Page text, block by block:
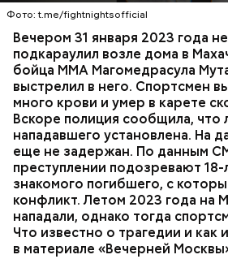
Фото: t.me/fightnightsofficial
Вечером 31 января 2023 года
подкараулил возле дома в
бойца ММА Магомедрасула
выстрелил в него. Спортсмен
много крови и умер в карете
Вскоре полиция сообщила, что
нападавшего установлена. На
еще не задержан. По данным
преступлении подозревают 18-
знакомого погибшего, с
конфликт. Летом 2023 года на
нападали, однако тогда
Что известно о трагедии и как
в материале «Вечерней
неизвестный. Он выскочил из
в спортсмена не менее семи
Очевидцы трагедии вызвали
помощь, однако врачи
пострадавший умер по пути в
СПОРТ СЛЕДСТВЕННЫЙ
РЕСПУБЛИКА ДАГЕСТАН